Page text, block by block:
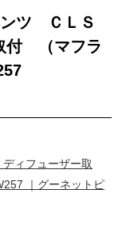
ンツ ＣＬＳ
付 （マフラ
ィフューザー取
｜グーネットピ